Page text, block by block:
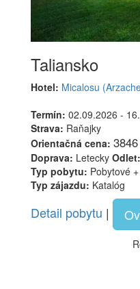
Taliansko
Hotel: Micalosu
Termín: 02.09.2026 -
Strava: Raňajky
Orientačná cena: 3846
Doprava: Letecky Odlet:
Typ pobytu: Pobytové
Typ zájazdu: Katalóg
Detail pobytu |